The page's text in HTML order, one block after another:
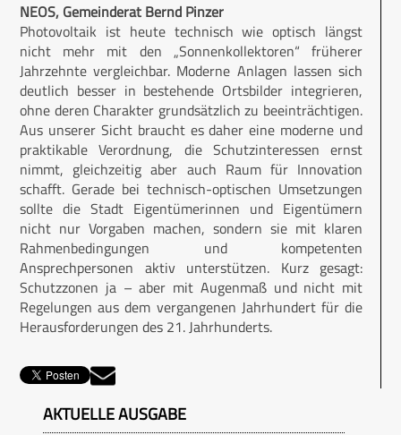
NEOS, Gemeinderat Bernd Pinzer
Photovoltaik ist heute technisch wie optisch längst
nicht mehr mit den „Sonnenkollektoren“ früherer
Jahrzehnte vergleichbar. Moderne Anlagen lassen sich
deutlich besser in bestehende Ortsbilder integrieren,
ohne deren Charakter grundsätzlich zu beeinträchtigen.
Aus unserer Sicht braucht es daher eine moderne und
praktikable Verordnung, die Schutzinteressen ernst
nimmt, gleichzeitig aber auch Raum für Innovation
schafft. Gerade bei technisch-optischen Umsetzungen
sollte die Stadt Eigentümerinnen und Eigentümern
nicht nur Vorgaben machen, sondern sie mit klaren
Rahmenbedingungen und kompetenten
Ansprechpersonen aktiv unterstützen. Kurz gesagt:
Schutzzonen ja – aber mit Augenmaß und nicht mit
Regelungen aus dem vergangenen Jahrhundert für die
Herausforderungen des 21. Jahrhunderts.
AKTUELLE AUSGABE